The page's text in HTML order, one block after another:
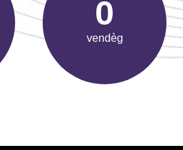
0
vendèg